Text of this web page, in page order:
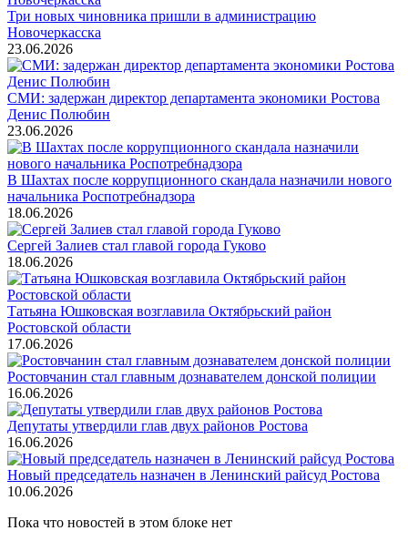
Три новых чиновника пришли в администрацию
Новочеркасска
23.06.2026
СМИ: задержан директор департамента экономики Ростова
Денис Полюбин
23.06.2026
В Шахтах после коррупционного скандала назначили нового
начальника Роспотребнадзора
18.06.2026
Сергей Залиев стал главой города Гуково
18.06.2026
Татьяна Юшковская возглавила Октябрьский район
Ростовской области
17.06.2026
Ростовчанин стал главным дознавателем донской полиции
16.06.2026
Депутаты утвердили глав двух районов Ростова
16.06.2026
Новый председатель назначен в Ленинский райсуд Ростова
10.06.2026
Пока что новостей в этом блоке нет